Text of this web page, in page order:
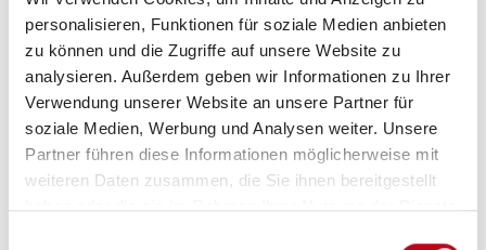
personalisieren, Funktionen für soziale Medien anbieten
zu können und die Zugriffe auf unsere Website zu
analysieren. Außerdem geben wir Informationen zu Ihrer
Verwendung unserer Website an unsere Partner für
soziale Medien, Werbung und Analysen weiter. Unsere
Partner führen diese Informationen möglicherweise mit
weiteren Daten zusammen, die Sie ihnen bereitgestellt
haben oder die sie im Rahmen Ihrer Nutzung der Dienste
Schlafplätze 3
Anzahl der Sitze mit Gurt 3
Sitzgruppe Seitensitzgruppe